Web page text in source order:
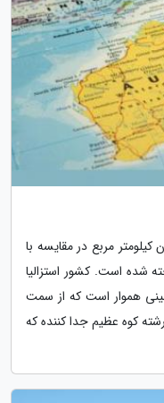
با مساحتی حدود 6/7 میلیون کیلومتر مربع در مقایسه با
شده است. کشور استزالیا
هموار است که از سمت
کوه عظیم جدا کننده که